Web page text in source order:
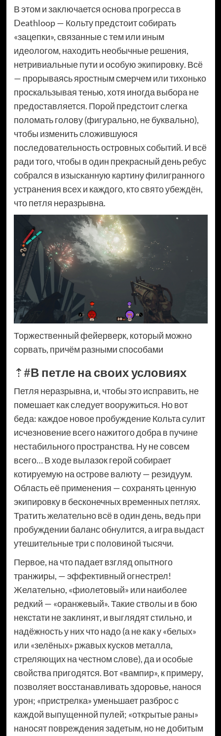
В этом и заключается основа прогресса в
Deathloop — Кольту предстоит собирать
«зацепки», связанные с тем или иным
идеологом, находить необычные решения,
нетривиальные пути и особую экипировку. Всё
— прорываясь яростным смерчем или тихонько
проскальзывая тенью, хотя иногда выбора не
предоставляется. Порой предстоит слегка
поломать голову (фигурально, не буквально),
чтобы изменить сложившуюся
последовательность островных событий. И всё
ради того, чтобы в один прекрасный день ребус
собрался в изысканную картину филигранного
устранения всех и каждого, кто свято убеждён,
что петля неразрывна.
Торжественный фейерверк, который можно
сорвать, причём разными способами
⇡#В петле на своих условиях
Петля неразрывна, и, чтобы это исправить, не
помешает как следует вооружиться. Но вот
беда: каждое новое пробуждение Кольта сулит
исчезновение всего нажитого добра в пучине
нестабильного пространства. Ну не совсем
всего… В ходе вылазок герой собирает
котируемую на острове валюту — резидуум.
Область её применения — сохранять ценную
экипировку в бесконечных временных петлях.
Тратить желательно всё в один день, ведь при
пробуждении баланс обнулится, а игра выдаст
утешительные три с половиной тысячи.
Первое, на что падает взгляд опытного
транжиры, — эффективный огнестрел!
Желательно, «фиолетовый» или наиболее
редкий — «оранжевый». Такие стволы и в бою
некстати не заклинят, и выглядят стильно, и
надёжность у них что надо (а не как у «белых»
или «зелёных» ржавых кусков металла,
стреляющих на честном слове), да и особые
свойства пригодятся. Вот «вампир», к примеру,
позволяет восстанавливать здоровье, нанося
урон; «пристрелка» уменьшает разброс с
каждой выпущенной пулей; «открытые раны»
наносят повреждения задетым, но не добитым